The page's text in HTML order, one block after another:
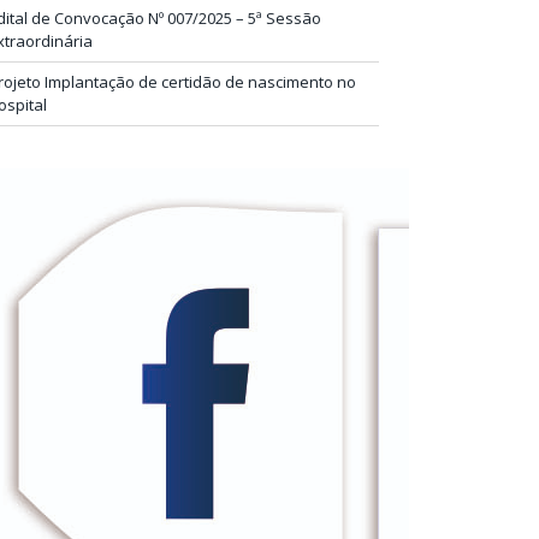
de Convocação Nº 007/2025 – 5ª Sessão
Implantação de certidão de nascimento no